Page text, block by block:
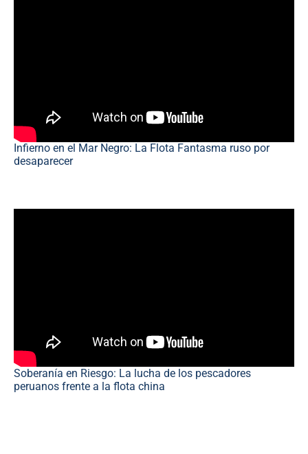
Infierno en el Mar Negro: La Flota Fantasma ruso por
desaparecer
Soberanía en Riesgo: La lucha de los pescadores
peruanos frente a la flota china